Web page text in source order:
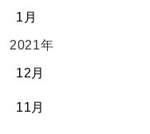
1月
2021年
12月
11月